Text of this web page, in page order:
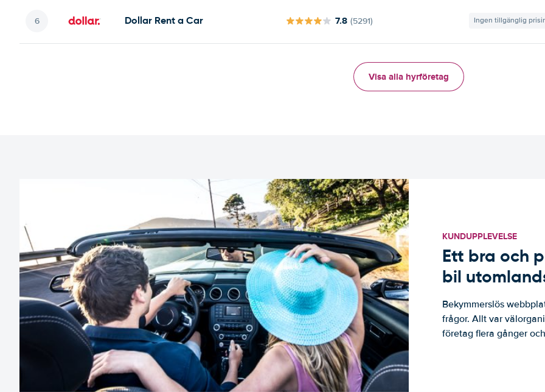
Dollar Rent a Car 7.8 (5291) Ingen tillgänglig
Visa alla hyrföretag
KUNDUPPLEVELSE
Ett bra och
bil
Bekymmerslös
frågor. Allt var
företag flera gånger